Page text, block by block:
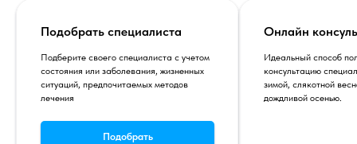
Подобрать специалиста
Подберите своего специалиста с учетом
состояния или заболевания, жизненных
ситуаций, предпочитаемых методов
лечения
Подобрать
Онлайн
Идеальный способ
консультацию
зимой, слякотной
дождливой осенью.